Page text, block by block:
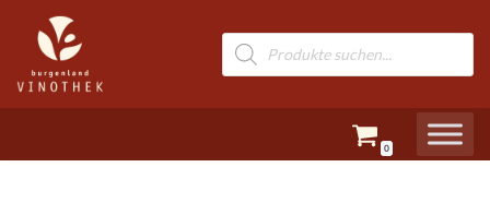
Zum
Inhalt
springen
0